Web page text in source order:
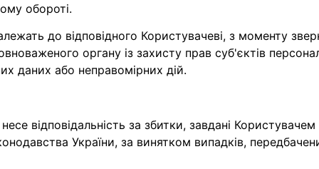
обороті.
до відповідного Користувачеві, з моменту
органу із захисту прав суб'єктів
даних або неправомірних дій.
відповідальність за збитки, завдані
України, за винятком випадків,